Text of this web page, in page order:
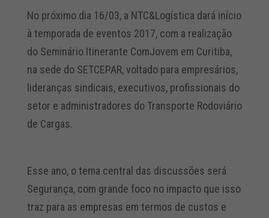
No próximo dia 16/03, a NTC&Logística dará início
à temporada de eventos 2017, com a realização
do Seminário Itinerante ComJovem em Curitiba,
na sede do SETCEPAR, voltado para empresários,
lideranças sindicais, executivos, profissionais do
setor e administradores do Transporte Rodoviário
de Cargas.
Esse ano, o tema central das discussões será
Segurança, com grande foco no impacto que isso
traz para as empresas em termos de custos e